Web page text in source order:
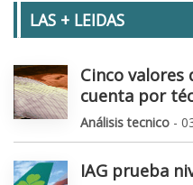
LAS + LEIDAS
Cinco valores
cuenta por
Análisis tecnico -
IAG prueba